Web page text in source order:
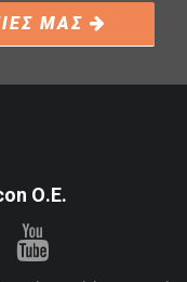
ΜΑΣ
Ο.Ε.